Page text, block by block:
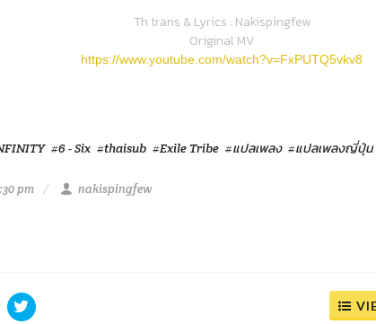
Th trans & Lyrics : Nakispingfew
Original MV
https://www.youtube.com/watch?v=FxPUTQ5vkv8
#6 - Six #thaisub #Exile Tribe #แปลเพลง #แปลเพลงญี่ปุ่น
pm nakispingfew